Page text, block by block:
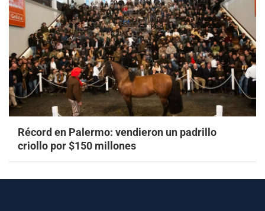
Récord en Palermo: vendieron un padrillo
criollo por $150 millones